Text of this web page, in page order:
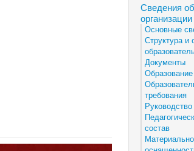
Сведения
организации
Основные
Структура и
Документы
Образование
требования
Руководство
состав